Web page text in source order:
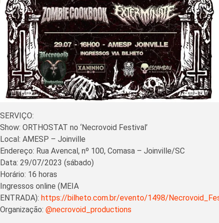
SERVIÇO:
Show: ORTHOSTAT no ‘Necrovoid Festival’
Local: AMESP – Joinville
Endereço: Rua Avencal, nº 100, Comasa – Joinville/SC
Data: 29/07/2023 (sábado)
Horário: 16 horas
Ingressos online (MEIA
ENTRADA): https://bilheto.com.br/evento/1498/
Organização: @necrovoid_productions